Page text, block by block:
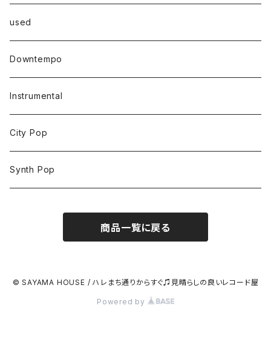
used
Downtempo
Instrumental
City Pop
Synth Pop
商品一覧に戻る
© SAYAMA HOUSE / ハレまち通りからすぐ♫見晴らしの良いレコード屋
Powered by